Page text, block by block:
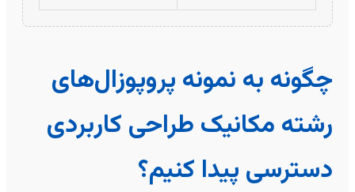
چگونه به نمونه پروپوزال‌های
رشته مکانیک طراحی کاربردی
دسترسی پیدا کنیم؟